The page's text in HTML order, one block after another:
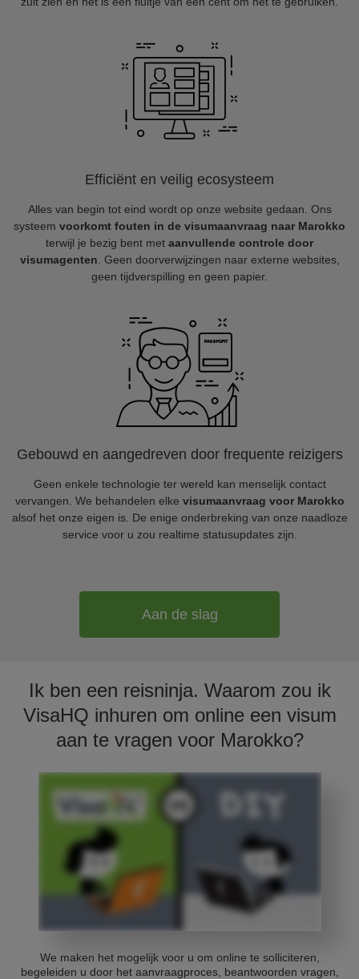
Efficiënt en veilig ecosysteem
Alles van begin tot eind wordt op onze website gedaan. Ons
systeem voorkomt fouten in de visumaanvraag naar Marokko
terwijl je bezig bent met aanvullende controle door
visumagenten . Geen doorverwijzingen naar externe websites,
geen tijdverspilling en geen papier.
Gebouwd en aangedreven door frequente reizigers
Geen enkele technologie ter wereld kan menselijk contact
vervangen. We behandelen elke visumaanvraag voor Marokko
alsof het onze eigen is. De enige onderbreking van onze naadloze
service voor u zou realtime statusupdates zijn.
Aan de slag
Ik ben een reisninja. Waarom zou ik
VisaHQ inhuren om online een visum
aan te vragen voor Marokko?
We maken het mogelijk voor u om online te solliciteren,
begeleiden u door het aanvraagproces, beantwoorden vragen,